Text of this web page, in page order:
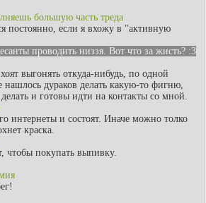
большую часть треда
постоянно, если я вхожу в "активную
проводить низзя. Вот что за жисть? :3
выгонять откуда-нибудь, по одной
дураков делать какую-то фигню,
и готовы идти на контакты со мной.
интернеты и состоят. Иначе можно толко
краска.
чтобы покупать выпивку.